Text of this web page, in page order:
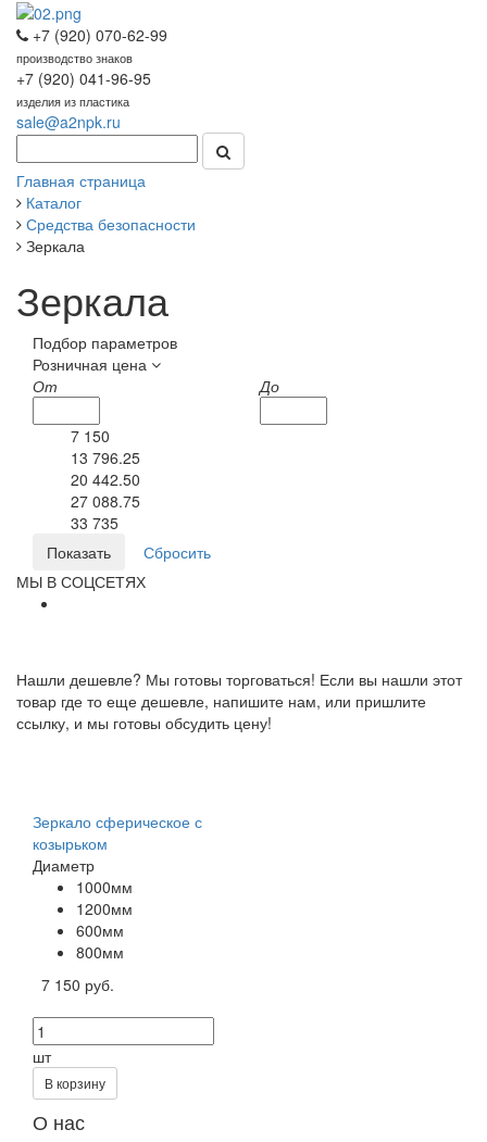
+7 (920) 070-62-99
производство знаков
+7 (920) 041-96-95
изделия из пластика
sale@a2npk.ru
Главная страница
Каталог
Средства безопасности
Зеркала
Зеркала
Подбор параметров
Розничная цена
От
До
7 150
13 796.25
20 442.50
27 088.75
33 735
МЫ В СОЦСЕТЯХ
Нашли дешевле? Мы готовы торговаться! Если вы нашли этот
товар где то еще дешевле, напишите нам, или пришлите
ссылку, и мы готовы обсудить цену!
Зеркало сферическое с
козырьком
Диаметр
1000мм
1200мм
600мм
800мм
7 150 руб.
шт
В корзину
О нас